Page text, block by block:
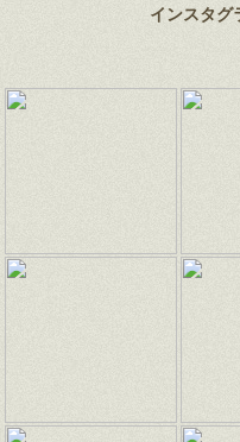
インスタグ